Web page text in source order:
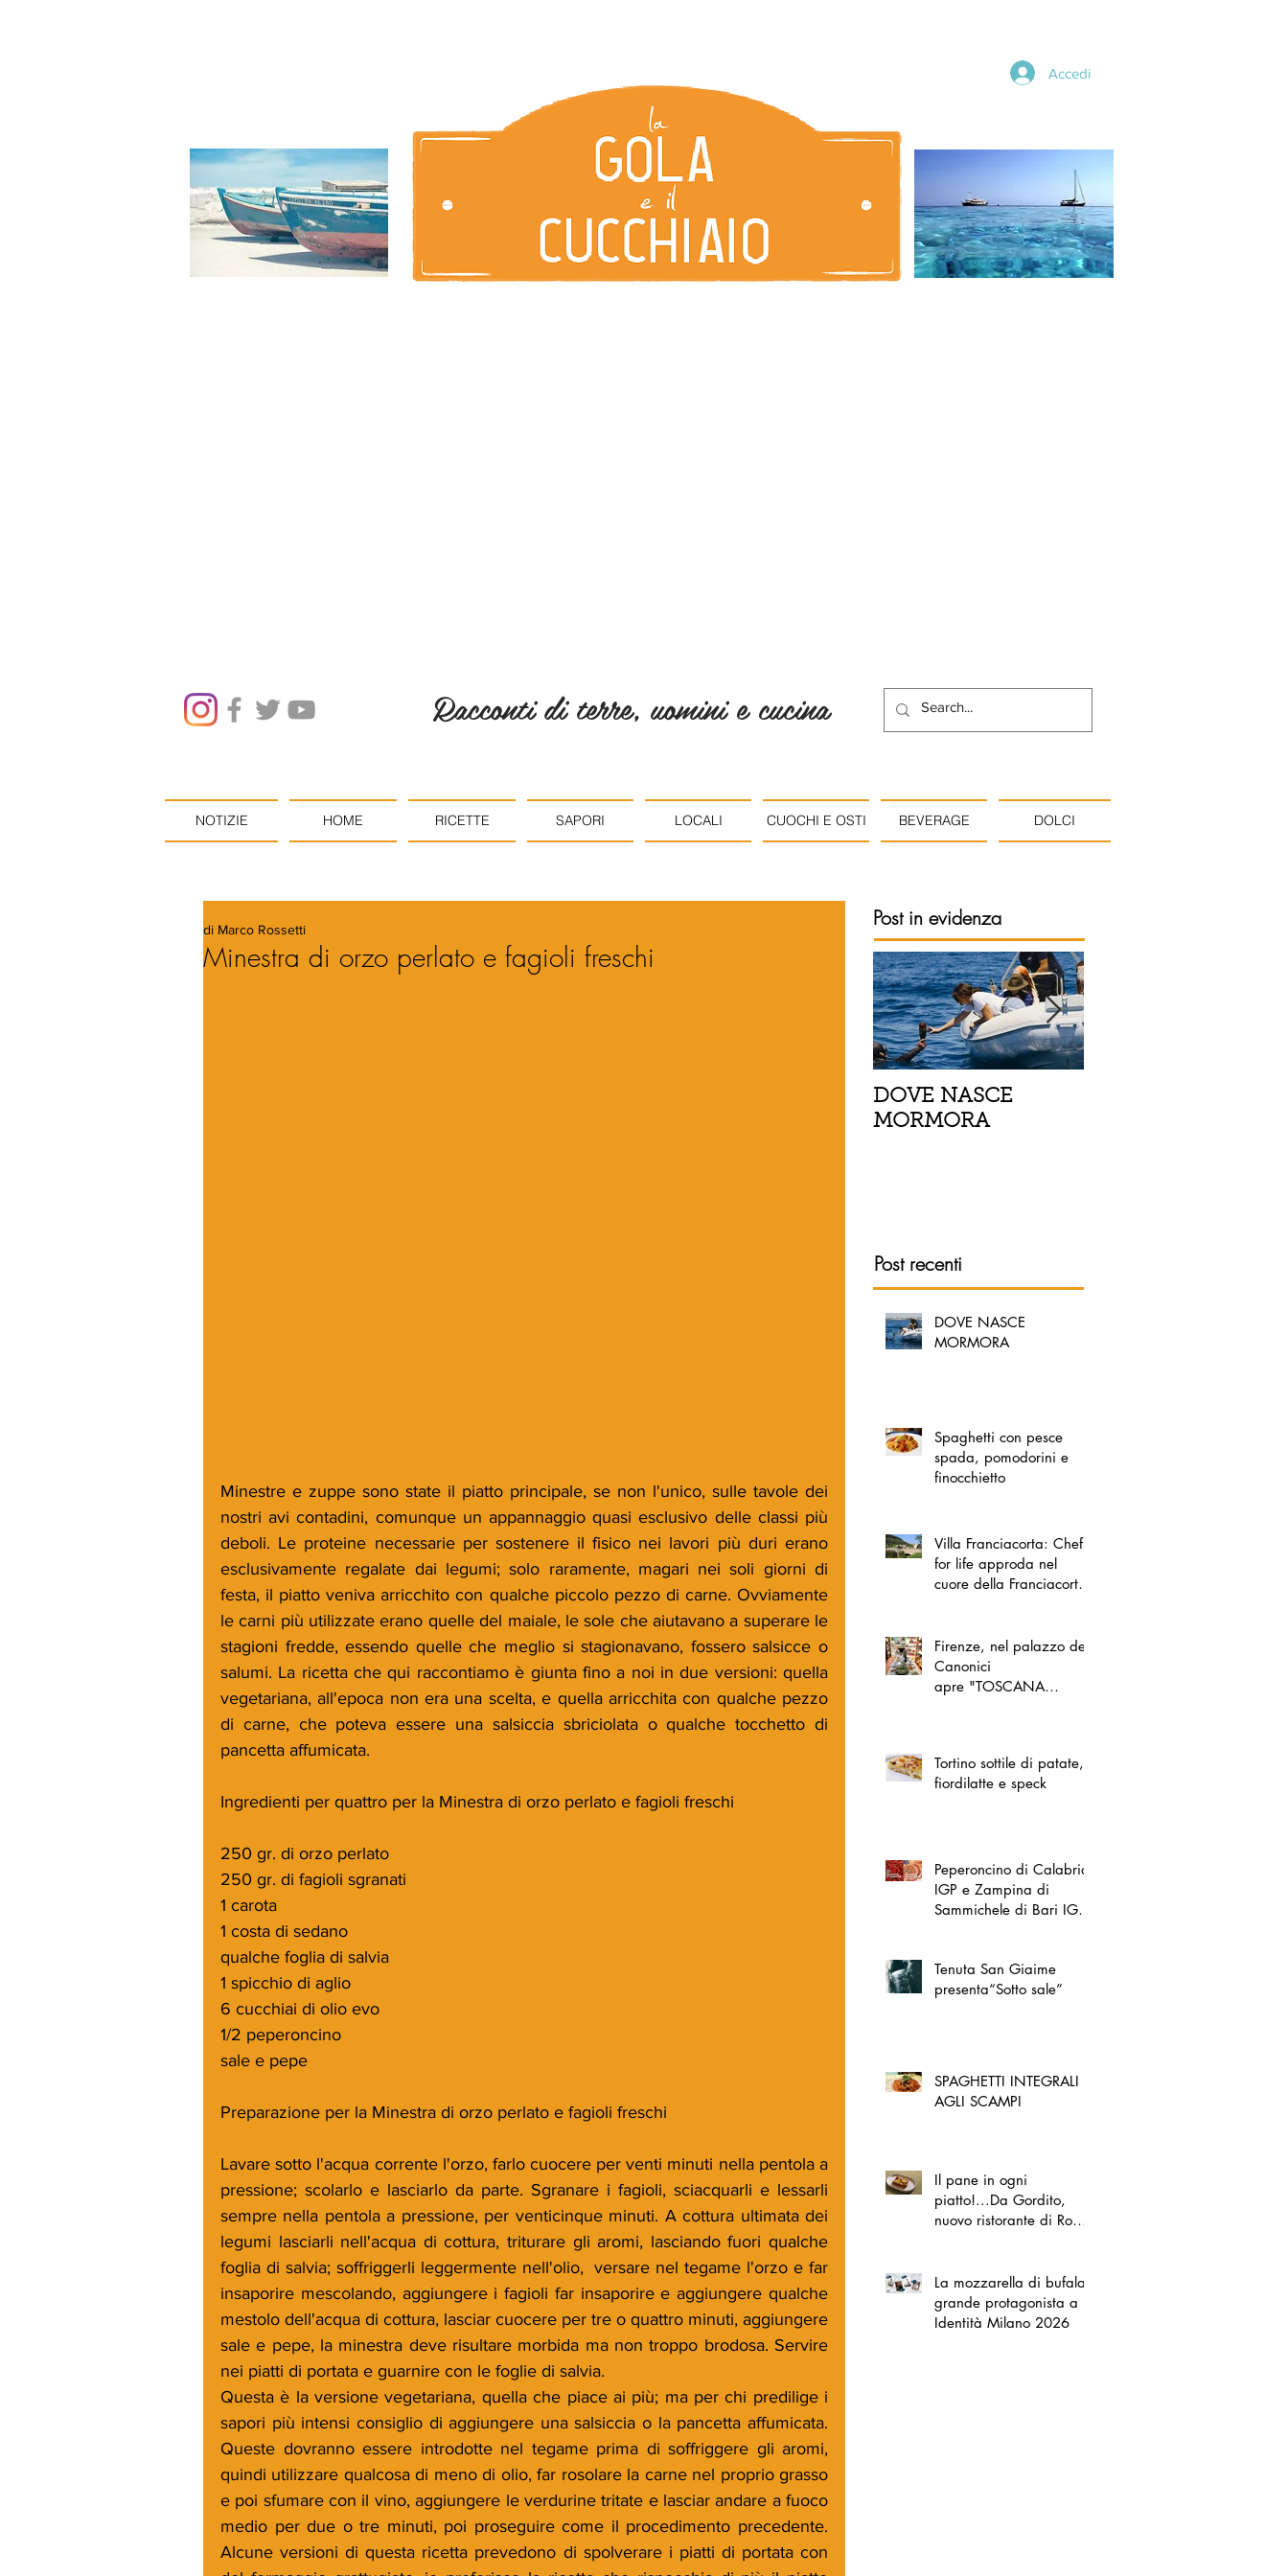
Accedi
Racconti di terre, uomini e cucina
NOTIZIE HOME RICETTE SAPORI LOCALI CUOCHI E OSTI BEVERAGE DOLCI
Minestra di orzo perlato e fagioli freschi
di Marco Rossetti
Minestre e zuppe sono state il piatto principale, se non l'unico, sulle tavole dei
nostri avi contadini, comunque un appannaggio quasi esclusivo delle classi più
deboli. Le proteine necessarie per sostenere il fisico nei lavori più duri erano
esclusivamente regalate dai legumi; solo raramente, magari nei soli giorni di
festa, il piatto veniva arricchito con qualche piccolo pezzo di carne. Ovviamente
le carni più utilizzate erano quelle del maiale, le sole che aiutavano a superare le
stagioni fredde, essendo quelle che meglio si stagionavano, fossero salsicce o
salumi. La ricetta che qui raccontiamo è giunta fino a noi in due versioni: quella
vegetariana, all'epoca non era una scelta, e quella arricchita con qualche pezzo
di carne, che poteva essere una salsiccia sbriciolata o qualche tocchetto di
pancetta affumicata.
Ingredienti per quattro per la Minestra di orzo perlato e fagioli freschi
250 gr. di orzo perlato
250 gr. di fagioli sgranati
1 carota
1 costa di sedano
qualche foglia di salvia
1 spicchio di aglio
6 cucchiai di olio evo
1/2 peperoncino
sale e pepe
Preparazione per la Minestra di orzo perlato e fagioli freschi
Lavare sotto l'acqua corrente l'orzo, farlo cuocere per venti minuti nella pentola a
pressione; scolarlo e lasciarlo da parte. Sgranare i fagioli, sciacquarli e lessarli
sempre nella pentola a pressione, per venticinque minuti. A cottura ultimata dei
legumi lasciarli nell'acqua di cottura, triturare gli aromi, lasciando fuori qualche
foglia di salvia; soffriggerli leggermente nell'olio,  versare nel tegame l'orzo e far
insaporire mescolando, aggiungere i fagioli far insaporire e aggiungere qualche
mestolo dell'acqua di cottura, lasciar cuocere per tre o quattro minuti, aggiungere
sale e pepe, la minestra deve risultare morbida ma non troppo brodosa. Servire
nei piatti di portata e guarnire con le foglie di salvia.
Questa è la versione vegetariana, quella che piace ai più; ma per chi predilige i
sapori più intensi consiglio di aggiungere una salsiccia o la pancetta affumicata.
Queste dovranno essere introdotte nel tegame prima di soffriggere gli aromi,
quindi utilizzare qualcosa di meno di olio, far rosolare la carne nel proprio grasso
e poi sfumare con il vino, aggiungere le verdurine tritate e lasciar andare a fuoco
medio per due o tre minuti, poi proseguire come il procedimento precedente.
Alcune versioni di questa ricetta prevedono di spolverare i piatti di portata con
Post in evidenza
DOVE NASCE
MORMORA
Post recenti
DOVE NASCE
MORMORA
Spaghetti con pesce
spada, pomodorini e
finocchietto
Villa Franciacorta: Chefs
for life approda nel
cuore della Franciacorta,
Firenze, nel palazzo dei
Canonici
apre "TOSCANA
Tortino sottile di patate,
fiordilatte e speck
Peperoncino di Calabria
IGP e Zampina di
Sammichele di Bari IGP
Tenuta San Giaime
presenta“Sotto sale”
SPAGHETTI INTEGRALI
AGLI SCAMPI
Il pane in ogni
piatto!...Da Gordito,
nuovo ristorante di Roma
La mozzarella di bufala
grande protagonista a
Identità Milano 2026